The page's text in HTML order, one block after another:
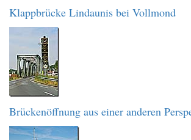
Klappbrücke Lindaunis bei Vollmond
Brückenöffnung aus einer anderen